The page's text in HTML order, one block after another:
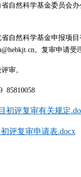
自然科学基金委员会
自然科学基金申报项
。复审申请
审。
85810058
初评复审有关规定
评复审申请表.docx